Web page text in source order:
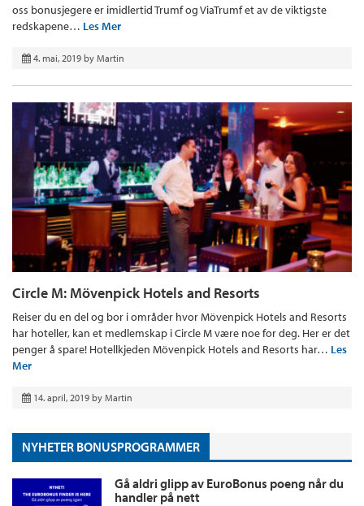
oss bonusjegere er imidlertid Trumf og ViaTrumf et av de viktigste
redskapene… Les Mer
4. mai, 2019 by Martin
Circle M: Mövenpick Hotels and Resorts
Reiser du en del og bor i områder hvor Mövenpick Hotels and Resorts
har hoteller, kan et medlemskap i Circle M være noe for deg. Her er det
penger å spare! Hotellkjeden Mövenpick Hotels and Resorts har… Les
Mer
14. april, 2019 by Martin
NYHETER BONUSPROGRAMMER
Gå aldri glipp av EuroBonus poeng når du
handler på nett